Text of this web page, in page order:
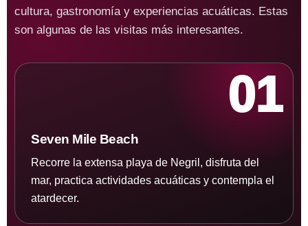
cultura, gastronomía y experiencias acuáticas. Estas
son algunas de las visitas más interesantes.
01
Seven Mile Beach
Recorre la extensa playa de Negril, disfruta del
mar, practica actividades acuáticas y contempla el
atardecer.